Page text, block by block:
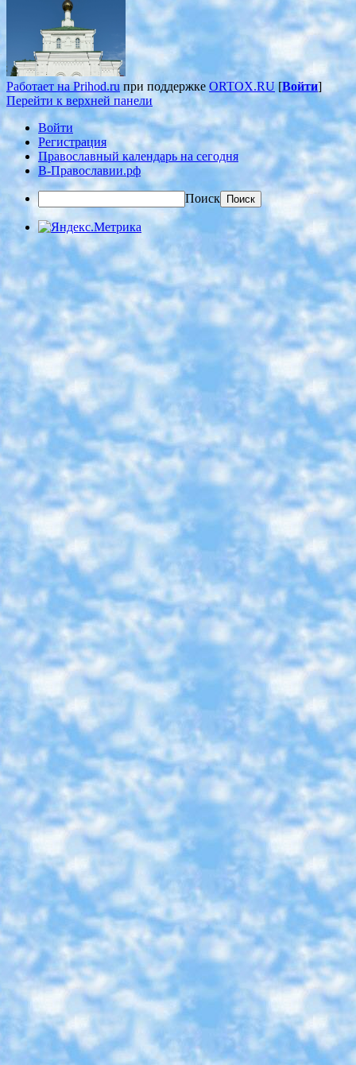
Работает на Prihod.ru при поддержке ORTOX.RU[Войти]
Перейти к верхней панели
Войти
Регистрация
Православный календарь на сегодня
В-Православии.рф
Поиск